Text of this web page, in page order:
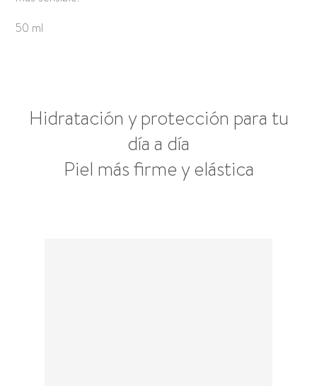
50 ml
Hidratación y protección para tu
día a día
Piel más firme y elástica